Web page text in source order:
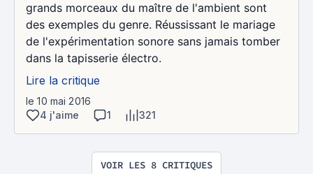
grands morceaux du maître de l'ambient sont
des exemples du genre. Réussissant le mariage
de l'expérimentation sonore sans jamais tomber
dans la tapisserie électro.
Lire la critique
le 10 mai 2016
4 j'aime
1 321
VOIR LES 8 CRITIQUES